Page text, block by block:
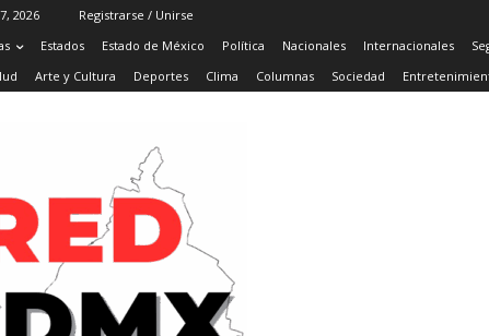
2026
Registrarse / Unirse
Estados Estado de México Política Nacionales Internacionales
Arte y Cultura Deportes Clima Columnas Sociedad